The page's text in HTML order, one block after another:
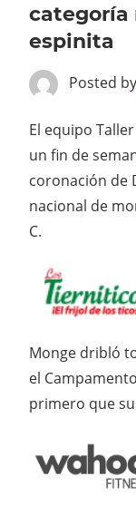
categoría
espinita
Posted by
El equipo
un fin de
coronación de
nacional de
C.
Monge dribló
el
primero que